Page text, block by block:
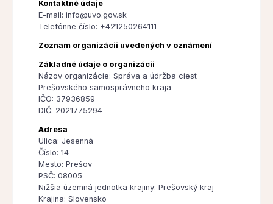
Kontaktné údaje
E-mail: info@uvo.gov.sk
Telefónne číslo: +421250264111
Zoznam organizácii uvedených v oznámení
Základné údaje o organizácii
Názov organizácie: Správa a údržba ciest
Prešovského samosprávneho kraja
IČO: 37936859
DIČ: 2021775294
Adresa
Ulica: Jesenná
Číslo: 14
Mesto: Prešov
PSČ: 08005
Nižšia územná jednotka krajiny: Prešovský kraj
Krajina: Slovensko